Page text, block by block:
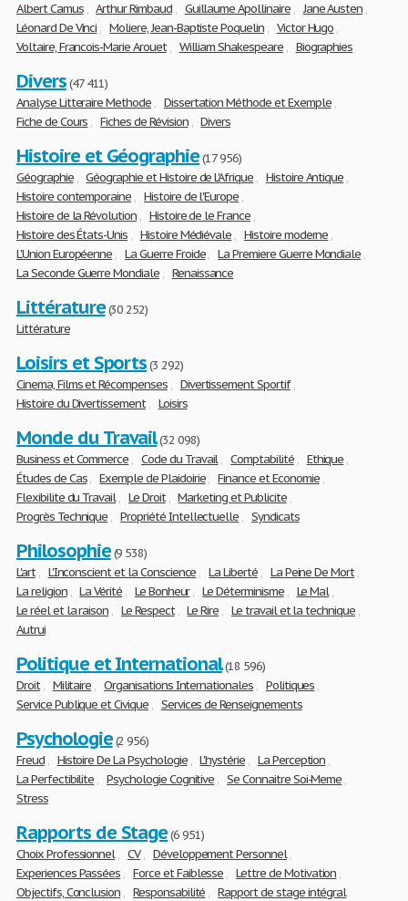
Albert Camus , Arthur Rimbaud , Guillaume Apollinaire , Jane Austen ,
Léonard De Vinci , Moliere, Jean-Baptiste Poquelin , Victor Hugo ,
Voltaire, Francois-Marie Arouet , William Shakespeare , Biographies
Divers(47 411)
Analyse Litteraire Methode , Dissertation Méthode et Exemple ,
Fiche de Cours , Fiches de Révision , Divers
Histoire et Géographie(17 956)
Géographie , Géographie et Histoire de L'Afrique , Histoire Antique ,
Histoire contemporaine , Histoire de l'Europe ,
Histoire de la Révolution , Histoire de le France ,
Histoire des États-Unis , Histoire Médiévale , Histoire moderne ,
L'Union Européenne , La Guerre Froide , La Premiere Guerre Mondiale ,
La Seconde Guerre Mondiale , Renaissance
Littérature(30 252)
Littérature
Loisirs et Sports(3 292)
Cinema, Films et Récompenses , Divertissement Sportif ,
Histoire du Divertissement , Loisirs
Monde du Travail(32 098)
Business et Commerce , Code du Travail , Comptabilité , Ethique ,
Études de Cas , Exemple de Plaidoirie , Finance et Economie ,
Flexibilite du Travail , Le Droit , Marketing et Publicite ,
Progrès Technique , Propriété Intellectuelle , Syndicats
Philosophie(9 538)
L'art , L'Inconscient et la Conscience , La Liberté , La Peine De Mort ,
La religion , La Vérité , Le Bonheur , Le Déterminisme , Le Mal ,
Le réel et la raison , Le Respect , Le Rire , Le travail et la technique ,
Autrui
Politique et International(18 596)
Droit , Militaire , Organisations Internationales , Politiques ,
Service Publique et Civique , Services de Renseignements
Psychologie(2 956)
Freud , Histoire De La Psychologie , L'hystérie , La Perception ,
La Perfectibilite , Psychologie Cognitive , Se Connaitre Soi-Meme ,
Stress
Rapports de Stage(6 951)
Choix Professionnel , CV , Développement Personnel ,
Experiences Passées , Force et Faiblesse , Lettre de Motivation ,
Objectifs, Conclusion , Responsabilité , Rapport de stage intégral